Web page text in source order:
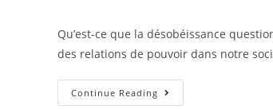
Qu’est-ce que la désobéissance
des relations de pouvoir dans notre
Continue Reading